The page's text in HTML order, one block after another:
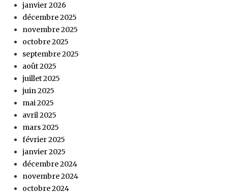
janvier 2026
décembre 2025
novembre 2025
octobre 2025
septembre 2025
août 2025
juillet 2025
juin 2025
mai 2025
avril 2025
mars 2025
février 2025
janvier 2025
décembre 2024
novembre 2024
octobre 2024